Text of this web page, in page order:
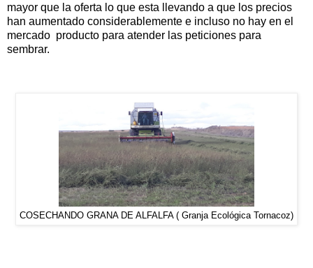
mayor que la oferta lo que esta llevando a que los precios
han aumentado considerablemente e incluso no hay en el
mercado producto para atender las peticiones para
sembrar.
COSECHANDO GRANA DE ALFALFA ( Granja Ecológica Tornacoz)